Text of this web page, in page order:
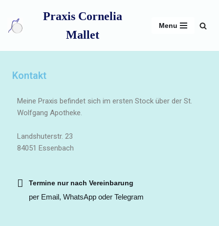
Zum
springen
Praxis Cornelia
Mallet
Menu
Kontakt
Meine Praxis befindet sich im ersten Stock über der St.
Wolfgang Apotheke.
Landshuterstr. 23
84051 Essenbach
Termine nur nach Vereinbarung
per Email, WhatsApp oder Telegram